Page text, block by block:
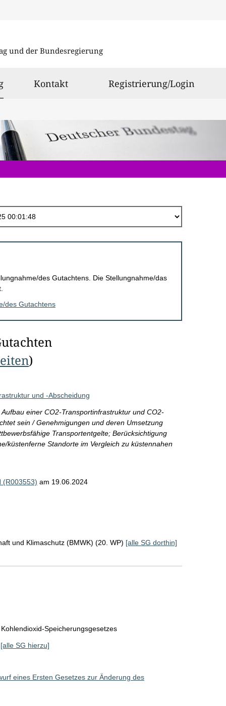
und der Bundesregierung
ausgewählt
Kontakt Registrierung/Login
des Gutachtens. Die Stellungnahme/das
des Gutachtens
)
und -Abscheidung
einer CO2-Transportinfrastruktur und CO2-
sein / Genehmigungen und deren Umsetzung
Transportentgelte; Berücksichtigung
küstenferne Standorte im Vergleich zu küstennahen
(R003553) am 19.06.2024
und Klimaschutz (BMWK) (20. WP) [alle SG dorthin]
Speicherungsgesetzes
[alle SG hierzu]
eines Ersten Gesetzes zur Änderung des